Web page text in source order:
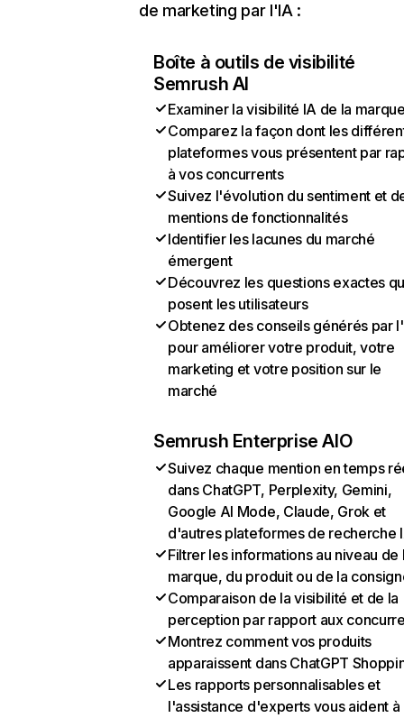
de marketing par l'IA :
Boîte à outils de visibilité
Semrush AI
Examiner la visibilité IA de la
Comparez la façon dont les
plateformes vous présentent par
à vos concurrents
Suivez l'évolution du sentiment et
mentions de fonctionnalités
Identifier les lacunes du marché
émergent
Découvrez les questions exactes
posent les utilisateurs
Obtenez des conseils générés par
pour améliorer votre produit, votre
marketing et votre position sur le
marché
Semrush Enterprise AIO
Suivez chaque mention en temps
dans ChatGPT, Perplexity, Gemini,
Google AI Mode, Claude, Grok et
d'autres plateformes de recherche
Filtrer les informations au niveau de
marque, du produit ou de la
Comparaison de la visibilité et de la
perception par rapport aux
Montrez comment vos produits
apparaissent dans ChatGPT
Les rapports personnalisables et
l'assistance d'experts vous aident à